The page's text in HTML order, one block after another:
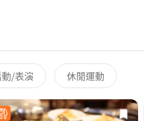
/表演 休閒運動